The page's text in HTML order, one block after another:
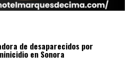
de desaparecidos por
en Sonora